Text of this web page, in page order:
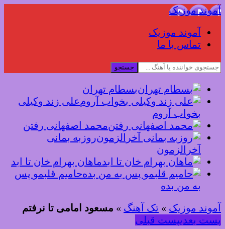
آموند موزیک
آموند موزیک
تماس با ما
جستجو
بسطام تهران
علی زند وکیلی
بخواب آروم
محمد اصفهانی رفتن
روزبه بمانی
آخرالزمون
ماهان بهرام خان تا ابد
حامیم قلبمو پس
به من بده
آموند موزیک » تک آهنگ » مسعود امامی تا نرفتم
پست بعدیپست قبلی